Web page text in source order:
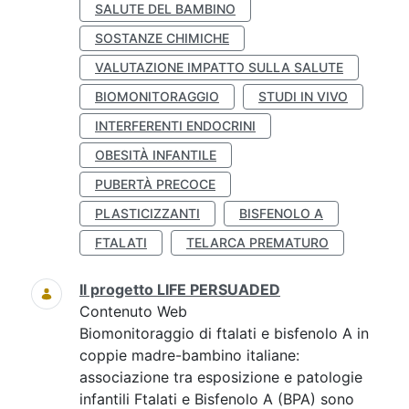
SALUTE DEL BAMBINO
SOSTANZE CHIMICHE
VALUTAZIONE IMPATTO SULLA SALUTE
BIOMONITORAGGIO
STUDI IN VIVO
INTERFERENTI ENDOCRINI
OBESITÀ INFANTILE
PUBERTÀ PRECOCE
PLASTICIZZANTI
BISFENOLO A
FTALATI
TELARCA PREMATURO
Il progetto LIFE PERSUADED
Contenuto Web
Biomonitoraggio di ftalati e bisfenolo A in
coppie madre-bambino italiane:
associazione tra esposizione e patologie
infantili Ftalati e Bisfenolo A (BPA) sono